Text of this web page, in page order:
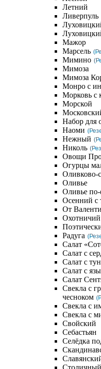
Летний
Ливерпуль
Мажор
Марсель
Мимино
Мимоза
Мимоза
Монро с
Морковь с
Морской
Набор для
Наоми
Нежный
Николь
Овощи
Огурцы
Оливково-
Оливье
Оливье
Осенний с
От
Охотничий
Радуга
Салат
Салат с
Салат с
Салат с
Салат
Свекла с
чесноком
Свекла с
Свекла с
Свойский
Себастьян
Селёдка
Столичный